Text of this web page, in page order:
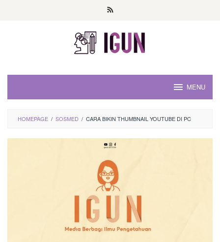
MENU
HOMEPAGE / SOSMED / CARA BIKIN THUMBNAIL YOUTUBE DI PC